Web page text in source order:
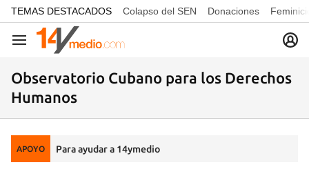
common.go-to-content
TEMAS DESTACADOS Colapso del SEN Donaciones
Navegación
Observatorio Cubano para los Derechos
Humanos
APOYO Para ayudar a 14ymedio